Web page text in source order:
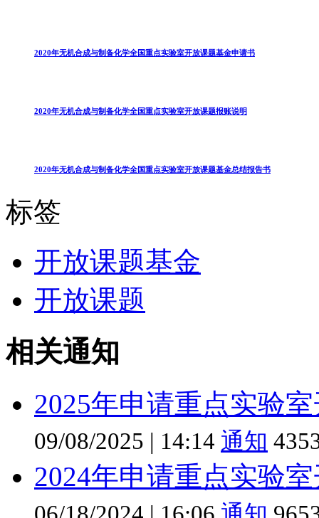
2020年无机合成与制备化学全国重点实验室开放课题基金申请书
2020年无机合成与制备化学全国重点实验室开放课题报账说明
2020年无机合成与制备化学全国重点实验室开放课题基金总结报告书
标签
开放课题基金
开放课题
相关通知
2025年申请重点实验
09/08/2025 | 14:14 通知
2024年申请重点实验